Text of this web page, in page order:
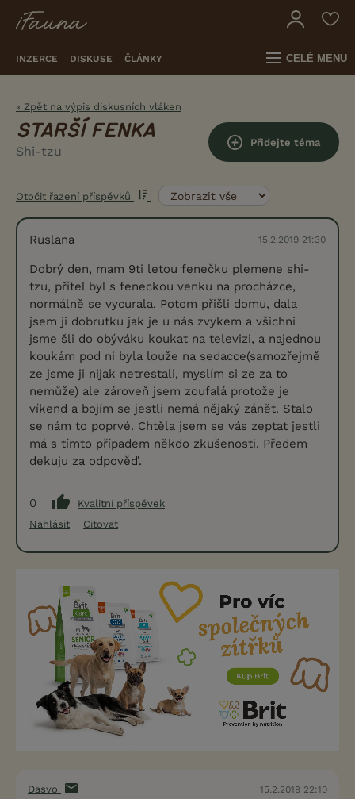
INZERCE DISKUSE ČLÁNKY CELÉ MENU
« Zpět na výpis diskusních vláken
STARŠÍ FENKA
Shi-tzu
Přidejte téma
Otočit řazení příspěvků
Ruslana 15.2.2019 21:30
Dobrý den, mam 9ti letou fenečku plemene shi-
tzu, přítel byl s feneckou venku na procházce,
normálně se vycurala. Potom přišli domu, dala
jsem ji dobrutku jak je u nás zvykem a všichni
jsme šli do obýváku koukat na televizi, a najednou
koukám pod ni byla louže na sedacce(samozřejmě
ze jsme ji nijak netrestali, myslím si ze za to
nemůže) ale zároveň jsem zoufalá protože je
víkend a bojím se jestli nemá nějaký zánět. Stalo
se nám to poprvé. Chtěla jsem se vás zeptat jestli
má s tímto případem někdo zkušenosti. Předem
dekuju za odpověď.
0
Kvalitní příspěvek
Nahlásit
Citovat
Dasvo 15.2.2019 22:10